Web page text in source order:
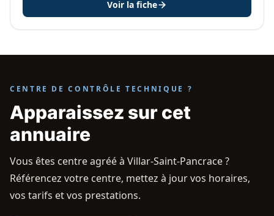
Voir la fiche
CENTRE DE CONTRÔLE TECHNIQUE ?
Apparaissez sur cet
annuaire
Vous êtes centre agréé à Villar-Saint-Pancrace ?
Référencez votre centre, mettez à jour vos horaires,
vos tarifs et vos prestations.